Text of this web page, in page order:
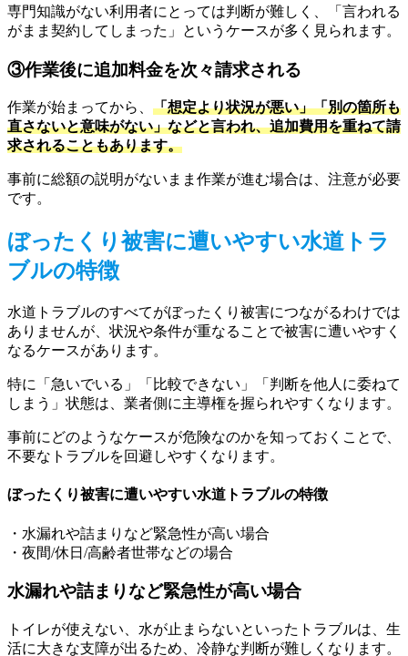
専門知識がない利用者にとっては判断が難しく、「言われる
がまま契約してしまった」というケースが多く見られます。
③作業後に追加料金を次々請求される
作業が始まってから、 「想定より状況が悪い」「別の箇所も
直さないと意味がない」などと言われ、追加費用を重ねて請
求されることもあります。
事前に総額の説明がないまま作業が進む場合は、注意が必要
です。
ぼったくり被害に遭いやすい水道トラ
ブルの特徴
水道トラブルのすべてがぼったくり被害につながるわけでは
ありませんが、状況や条件が重なることで被害に遭いやすく
なるケースがあります。
特に「急いでいる」「比較できない」「判断を他人に委ねて
しまう」状態は、業者側に主導権を握られやすくなります。
事前にどのようなケースが危険なのかを知っておくことで、
不要なトラブルを回避しやすくなります。
ぼったくり被害に遭いやすい水道トラブルの特徴
・水漏れや詰まりなど緊急性が高い場合
・夜間/休日/高齢者世帯などの場合
水漏れや詰まりなど緊急性が高い場合
トイレが使えない、水が止まらないといったトラブルは、生
活に大きな支障が出るため、冷静な判断が難しくなります。